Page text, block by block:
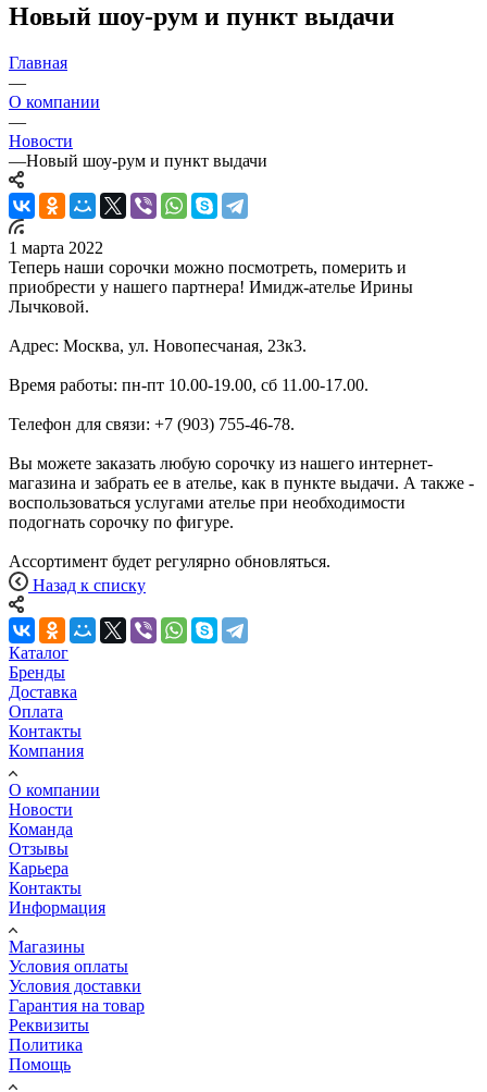
Новый шоу-рум и пункт выдачи
Главная
—
О компании
—
Новости
—Новый шоу-рум и пункт выдачи
1 марта 2022
Теперь наши сорочки можно посмотреть, померить и
приобрести у нашего партнера! Имидж-ателье Ирины
Лычковой.
Адрес: Москва, ул. Новопесчаная, 23к3.
Время работы: пн-пт 10.00-19.00, сб 11.00-17.00.
Телефон для связи: +7 (903) 755-46-78.
Вы можете заказать любую сорочку из нашего интернет-
магазина и забрать ее в ателье, как в пункте выдачи. А также -
воспользоваться услугами ателье при необходимости
подогнать сорочку по фигуре.
Ассортимент будет регулярно обновляться.
Назад к списку
Каталог
Бренды
Доставка
Оплата
Контакты
Компания
О компании
Новости
Команда
Отзывы
Карьера
Контакты
Информация
Магазины
Условия оплаты
Условия доставки
Гарантия на товар
Реквизиты
Политика
Помощь